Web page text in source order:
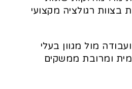
בצוות רגולציה מקצועי
מול מגוון בעלי
ומרובת ממשקים